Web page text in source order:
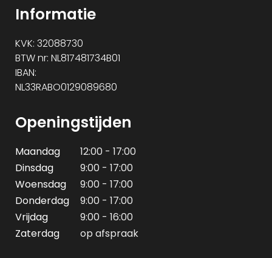
Informatie
KVK: 32088730
BTW nr: NL817481734B01
IBAN:
NL33RABO0129089680
Openingstijden
Maandag
12:00 - 17:00
Dinsdag
9:00 - 17:00
Woensdag
9:00 - 17:00
Donderdag
9:00 - 17:00
Vrijdag
9:00 - 16:00
Zaterdag
op afspraak